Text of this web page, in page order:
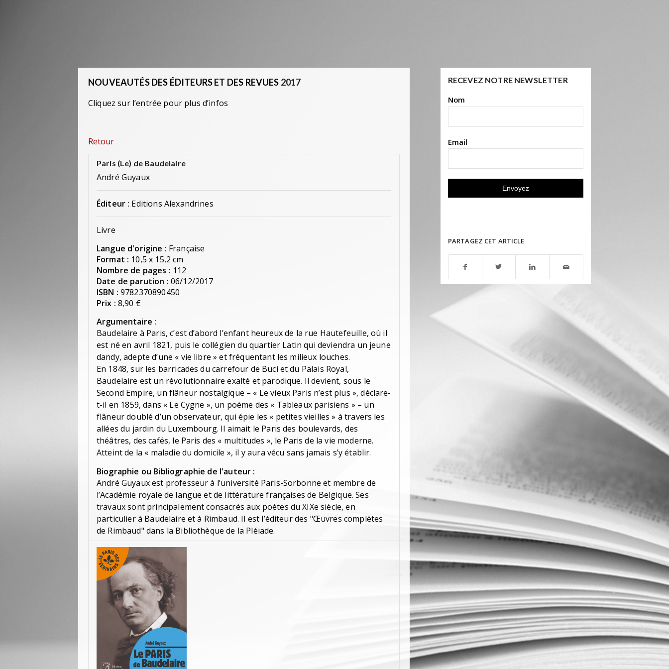
NOUVEAUTÉS DES ÉDITEURS ET DES REVUES 2017
Cliquez sur l’entrée pour plus d’infos
Retour
Paris (Le) de Baudelaire
André Guyaux
Éditeur : Editions Alexandrines
Livre
Langue d'origine : Française
Format : 10,5 x 15,2 cm
Nombre de pages : 112
Date de parution : 06/12/2017
ISBN : 9782370890450
Prix : 8,90 €
Argumentaire :
Baudelaire à Paris, c’est d’abord l’enfant heureux de la rue Hautefeuille, où il
est né en avril 1821, puis le collégien du quartier Latin qui deviendra un jeune
dandy, adepte d’une « vie libre » et fréquentant les milieux louches.
En 1848, sur les barricades du carrefour de Buci et du Palais Royal,
Baudelaire est un révolutionnaire exalté et parodique. Il devient, sous le
Second Empire, un flâneur nostalgique – « Le vieux Paris n’est plus », déclare-
t-il en 1859, dans « Le Cygne », un poème des « Tableaux parisiens » – un
flâneur doublé d’un observateur, qui épie les « petites vieilles » à travers les
allées du jardin du Luxembourg. Il aimait le Paris des boulevards, des
théâtres, des cafés, le Paris des « multitudes », le Paris de la vie moderne.
Atteint de la « maladie du domicile », il y aura vécu sans jamais s’y établir.
Biographie ou Bibliographie de l'auteur :
André Guyaux est professeur à l’université Paris-Sorbonne et membre de
l’Académie royale de langue et de littérature françaises de Belgique. Ses
travaux sont principalement consacrés aux poètes du XIXe siècle, en
particulier à Baudelaire et à Rimbaud. Il est l’éditeur des "Œuvres complètes
de Rimbaud" dans la Bibliothèque de la Pléiade.
RECEVEZ NOTRE NEWSLETTER
Nom
Email
PARTAGEZ CET ARTICLE